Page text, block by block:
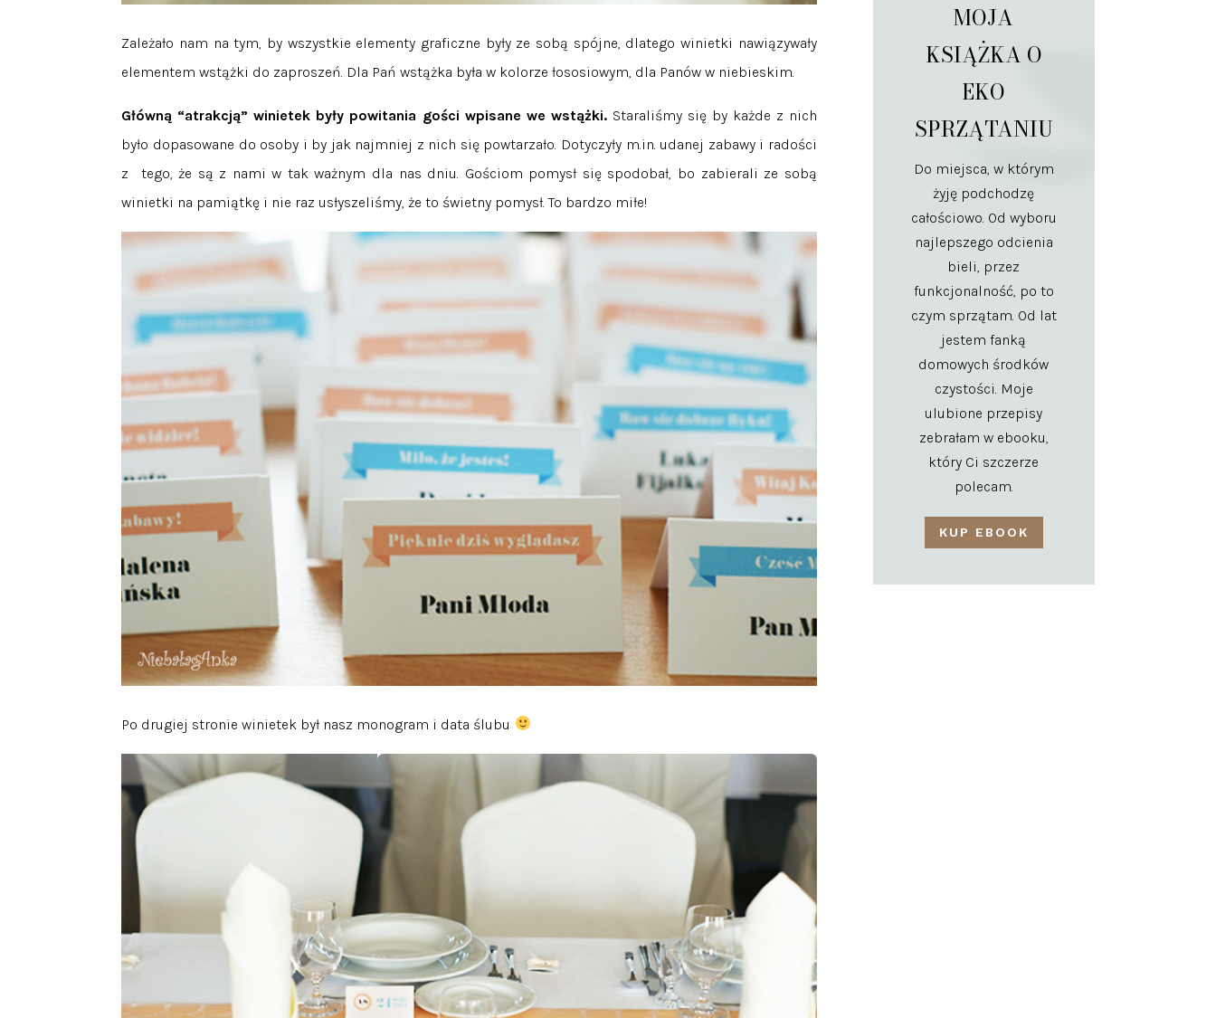
Zależało nam na tym, by wszystkie elementy graficzne były ze sobą spójne, dlatego winietki nawiązywały
elementem wstążki do zaproszeń. Dla Pań wstążka była w kolorze łososiowym, dla Panów w niebieskim.
Główną “atrakcją” winietek były powitania gości wpisane we wstążki.Staraliśmy się by każde z nich
było dopasowane do osoby i by jak najmniej z nich się powtarzało. Dotyczyły m.in. udanej zabawy i radości
z tego, że są z nami w tak ważnym dla nas dniu. Gościom pomysł się spodobał, bo zabierali ze sobą
winietki na pamiątkę i nie raz usłyszeliśmy, że to świetny pomysł. To bardzo miłe!
Po drugiej stronie winietek był nasz monogram i data ślubu
MOJA
KSIĄŻKA O
EKO
SPRZĄTANIU
Do miejsca, w którym
żyję podchodzę
całościowo. Od wyboru
najlepszego odcienia
bieli, przez
funkcjonalność, po to
czym sprzątam. Od lat
jestem fanką
domowych środków
czystości. Moje
ulubione przepisy
zebrałam w ebooku,
który Ci szczerze
polecam.
KUP EBOOK